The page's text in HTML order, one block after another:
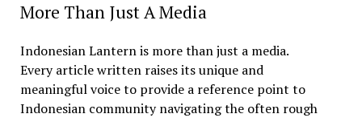
More Than Just A Media
Indonesian Lantern is more than just a media.
Every article written raises its unique and
meaningful voice to provide a reference point to
Indonesian community navigating the often rough